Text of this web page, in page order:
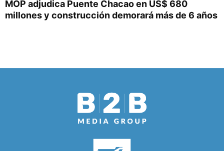
MOP adjudica Puente Chacao en US$ 680
millones y construcción demorará más de 6 años